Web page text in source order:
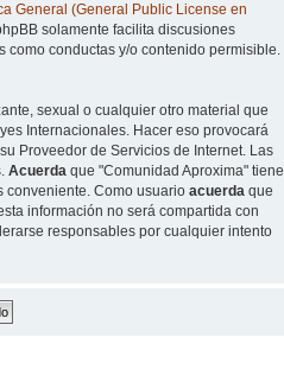
General (General Public License en
solamente facilita discusiones
como conductas y/o contenido permisible.
sexual o cualquier otro material que
Internacionales. Hacer eso provocará
Proveedor de Servicios de Internet. Las
Acuerdaque "Comunidad Aproxima" tiene
conveniente. Como usuario acuerdaque
información no será compartida con
responsables por cualquier intento